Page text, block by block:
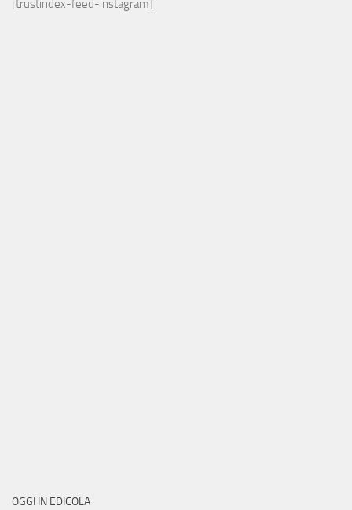
[trustindex-feed-instagram]
OGGI IN EDICOLA